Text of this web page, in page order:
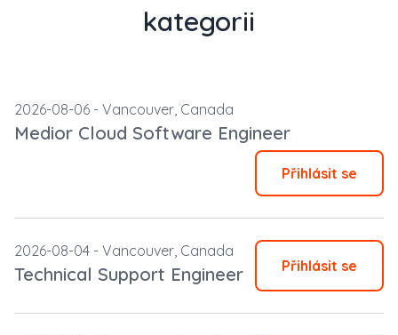
kategorii
2026-08-06 - Vancouver, Canada
Medior Cloud Software Engineer
Přihlásit se
2026-08-04 - Vancouver, Canada
Technical Support Engineer Přihlásit se